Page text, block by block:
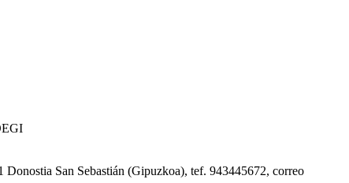
Donostia San Sebastián (Gipuzkoa), tef. 943445672, correo